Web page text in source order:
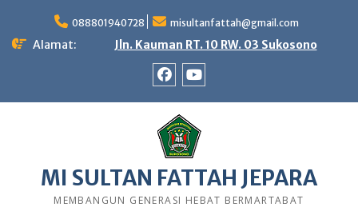
content
088801940728 misultanfattah@gmail.com
Alamat: Jln. Kauman RT. 10 RW. 03 Sukosono
MI SULTAN FATTAH JEPARA
MEMBANGUN GENERASI HEBAT BERMARTABAT